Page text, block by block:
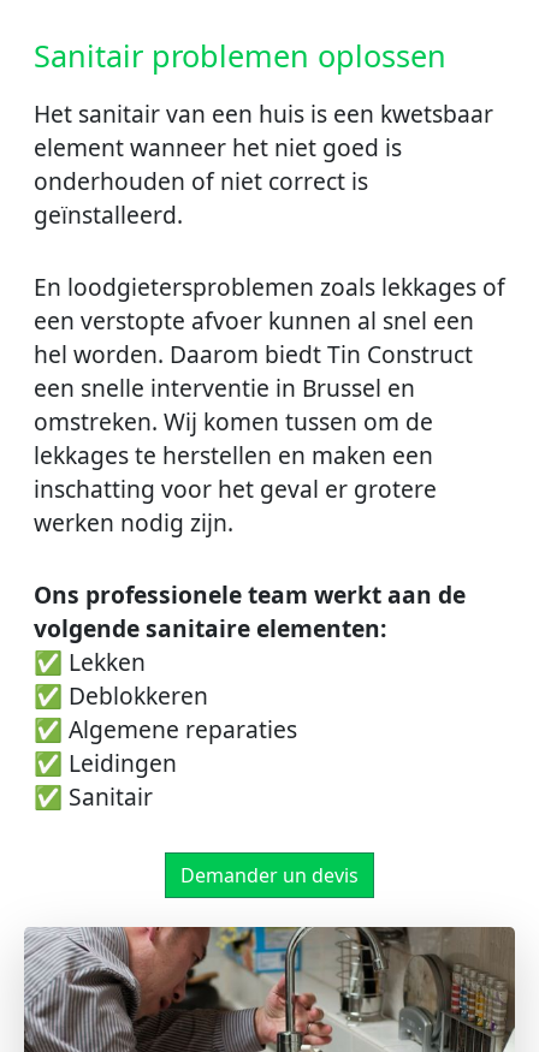
Sanitair problemen oplossen
Het sanitair van een huis is een kwetsbaar
element wanneer het niet goed is
onderhouden of niet correct is
geïnstalleerd.
En loodgietersproblemen zoals lekkages of
een verstopte afvoer kunnen al snel een
hel worden. Daarom biedt Tin Construct
een snelle interventie in Brussel en
omstreken. Wij komen tussen om de
lekkages te herstellen en maken een
inschatting voor het geval er grotere
werken nodig zijn.
Ons professionele team werkt aan de
volgende sanitaire elementen:
✅ Lekken
✅ Deblokkeren
✅ Algemene reparaties
✅ Leidingen
✅ Sanitair
Demander un devis